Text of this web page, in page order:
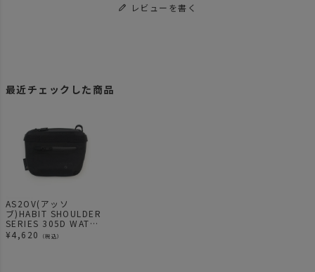
レビューを書く
最近チェックした商品
AS2OV(アッソ
ブ)HABIT SHOULDER
SERIES 305D WATER
PROOF CORDURA
CONPACT WALLET
¥4,620 （税込）